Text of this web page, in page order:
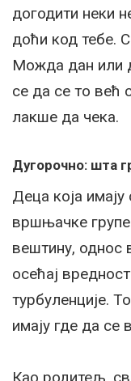
догодити неки
доћи код тебе.
Можда дан или
се да се то већ
лакше да чека.
Дугорочно: шта
Деца која
вршњачке групе
вештину, однос
осећај
турбуленције.
имају где да се